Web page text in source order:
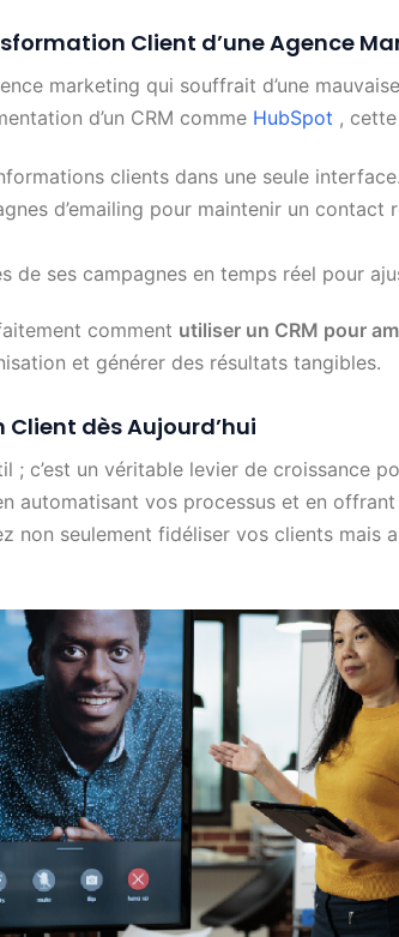
Client d’une Agence
marketing qui souffrait d’une
d’un CRM comme HubSpot ,
clients dans une seule interface.
d’emailing pour maintenir un contact
de ses campagnes en temps réel pour
comment utiliser un CRM pour
et générer des résultats tangibles.
Client dès Aujourd’hui
; c’est un véritable levier de croissance
automatisant vos processus et en
non seulement fidéliser vos clients mais